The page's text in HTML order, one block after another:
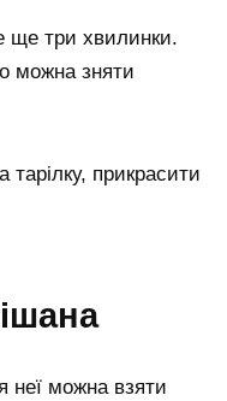
ще три хвилинки.
можна зняти
тарілку, прикрасити
неї можна взяти